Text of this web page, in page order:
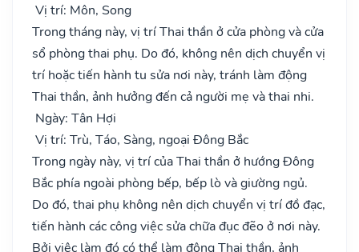
Vị trí: Môn, Song
Trong tháng này, vị trí Thai thần ở cửa phòng và cửa
sổ phòng thai phụ. Do đó, không nên dịch chuyển vị
trí hoặc tiến hành tu sửa nơi này, tránh làm động
Thai thần, ảnh hưởng đến cả người mẹ và thai nhi.
Ngày: Tân Hợi
Vị trí: Trù, Táo, Sàng, ngoại Đông Bắc
Trong ngày này, vị trí của Thai thần ở hướng Đông
Bắc phía ngoài phòng bếp, bếp lò và giường ngủ.
Do đó, thai phụ không nên dịch chuyển vị trí đồ đạc,
tiến hành các công việc sửa chữa đục đẽo ở nơi này.
Bởi việc làm đó có thể làm động Thai thần, ảnh